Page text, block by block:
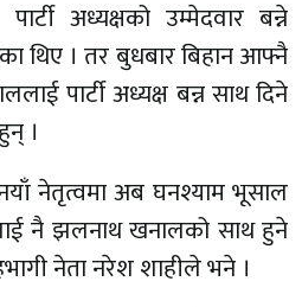
अध्यक्षको उम्मेदवार बन्ने
थिए । तर बुधबार बिहान आफ्नै
पार्टी अध्यक्ष बन्न साथ दिने
।
नेतृत्वमा अब घनश्याम भूसाल
नै झलनाथ खनालको साथ हुने
नेता नरेश शाहीले भने ।